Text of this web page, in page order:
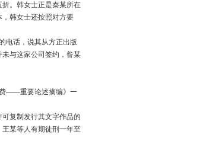
。韩女士正是秦某所在
韩女士还按照对方要
电话，说其从方正出版
与这家公司签约，昝某
费——重要论述摘编》一
复制发行其文字作品的
某等人有期徒刑一年至